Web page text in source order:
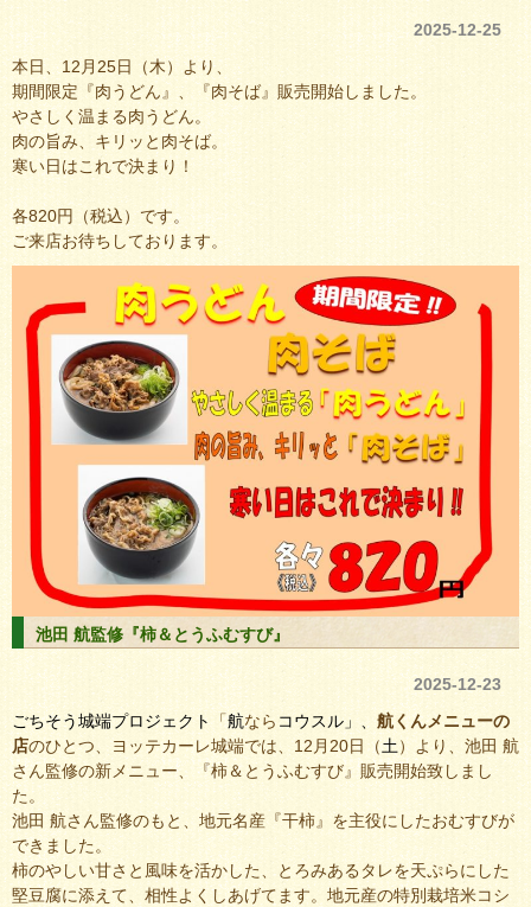
2025-12-25
本日、12月25日（木）より、
期間限定『肉うどん』、『肉そば』販売開始しました。
やさしく温まる肉うどん。
肉の旨み、キリッと肉そば。
寒い日はこれで決まり！
各820円（税込）です。
ご来店お待ちしております。
池田 航監修『柿＆とうふむすび』
2025-12-23
ごちそう城端プロジェクト
「航なら コウスル 」、 航くんメニューの
店のひとつ、ヨッテカーレ城端では、12月20日（土）より、池田 航
さん監修の新メニュー、『柿＆とうふむすび』販売開始致しまし
た。
池田 航さん監修のもと、地元名産『干柿』を主役にしたおむすびが
できました。
柿のやしい甘さと風味を活かした、とろみあるタレを天ぷらにした
堅豆腐に添えて、相性よくしあげてます。地元産の特別栽培米コシ